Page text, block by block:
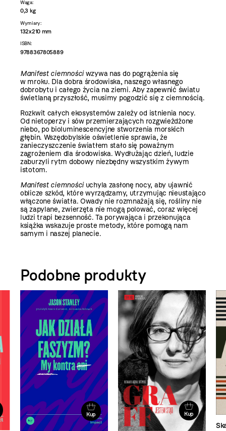
Waga:
0,3 kg
Wymiary:
132x210 mm
ISBN:
9788367805889
Manifest ciemnościwzywa nas do pogrążenia się
w mroku. Dla dobra środowiska, naszego własnego
dobrobytu i całego życia na ziemi. Aby zapewnić światu
świetlaną przyszłość, musimy pogodzić się z ciemnością.
Rozkwit całych ekosystemów zależy od istnienia nocy.
Od nietoperzy i sów przemierzających rozgwieżdżone
niebo, po bioluminescencyjne stworzenia morskich
głębin. Wszędobylskie oświetlenie sprawia, że
zanieczyszczenie światłem stało się poważnym
zagrożeniem dla środowiska. Wydłużając dzień, ludzie
zaburzyli rytm dobowy niezbędny wszystkim żywym
istotom.
Manifest ciemnościuchyla zasłonę nocy, aby ujawnić
oblicze szkód, które wyrządzamy, utrzymując nieustająco
włączone światła. Owady nie rozmnażają się, rośliny nie
są zapylane, zwierzęta nie mogą polować, coraz więcej
ludzi trapi bezsenność. Ta porywająca i przekonująca
książka wskazuje proste metody, które pomogą nam
samym i naszej planecie.
Podobne produkty
Kup Kup